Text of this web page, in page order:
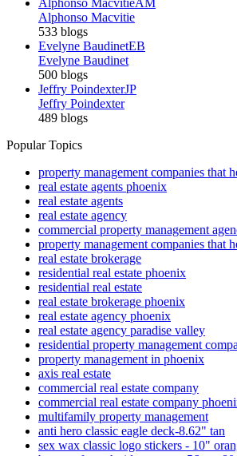
Alphonso Macvitie
533 blogs
Evelyne BaudinetEB
Evelyne Baudinet
500 blogs
Jeffry PoindexterJP
Jeffry Poindexter
489 blogs
Popular Topics
property management companies that
real estate agents phoenix
real estate agents
real estate agency
commercial property management
property management companies that
real estate brokerage
residential real estate phoenix
residential real estate
real estate brokerage phoenix
real estate agency phoenix
real estate agency paradise valley
residential property management
property management in phoenix
axis real estate
commercial real estate company
commercial real estate company
multifamily property management
anti hero classic eagle deck-8.62" tan
sex wax classic logo stickers - 10"